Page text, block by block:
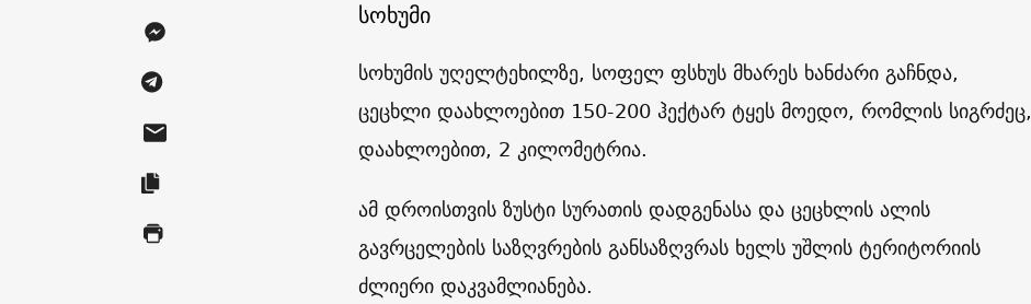
სოხუმი
სოხუმის უღელტეხილზე, სოფელ ფსხუს მხარეს ხანძარი გაჩნდა,
ცეცხლი დაახლოებით 150-200 ჰექტარ ტყეს მოედო, რომლის სიგრძეც,
დაახლოებით, 2 კილომეტრია.
ამ დროისთვის ზუსტი სურათის დადგენასა და ცეცხლის ალის
გავრცელების საზღვრების განსაზღვრას ხელს უშლის ტერიტორიის
ძლიერი დაკვამლიანება.